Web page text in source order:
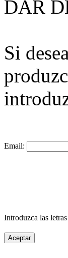
DAR
Si
Email:
Introduzca las